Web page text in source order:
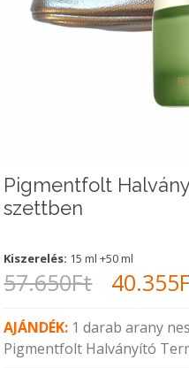
Pigmentfolt
szettben
Kiszerelés: 15 ml +50 ml
57.650Ft
price
was:
40.355
AJÁNDÉK: 1 darab arany
Pigmentfolt Halványító